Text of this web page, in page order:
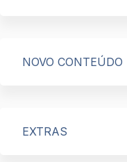
NOVO CONTEÚDO
EXTRAS